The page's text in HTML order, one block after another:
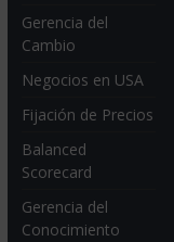
Gerencia del
Cambio
Negocios en USA
Fijación de Precios
Balanced
Scorecard
Gerencia del
Conocimiento